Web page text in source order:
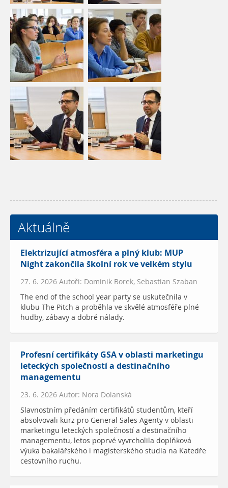
Aktuálně
Elektrizující atmosféra a plný klub: MUP
Night zakončila školní rok ve velkém stylu
27. 6. 2026 Autoři: Dominik Borek, Sebastian Szaban
The end of the school year party se uskutečnila v
klubu The Pitch a proběhla ve skvělé atmosféře plné
hudby, zábavy a dobré nálady.
Profesní certifikáty GSA v oblasti marketingu
leteckých společností a destinačního
managementu
23. 6. 2026 Autor: Nora Dolanská
Slavnostním předáním certifikátů studentům, kteří
absolvovali kurz pro General Sales Agenty v oblasti
marketingu leteckých společností a destinačního
managementu, letos poprvé vyvrcholila doplňková
výuka bakalářského i magisterského studia na Katedře
cestovního ruchu.